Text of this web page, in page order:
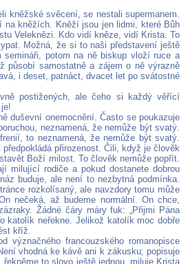
kněžské svěcení, se nestali supermanem.
kněžích. Kněží jsou jen lidmi, které Bůh
Veleknězi. Kdo vidí kněze, vidí Krista. To
Možná, že si to naši představení ještě
potom na ně biskup vloží ruce a
působí samostatně a zájem o ně výrazně
i deset, patnáct, dvacet let po svátostné
postižených, ale čeho si každý věřící
duševní onemocnění. Často se poukazuje
neznamená, že nemůže být svatý.
to neznamená, že nemůže být svatý.
přirozenost. Čili, když je člověk
Boží milost. To člověk nemůže popřít.
milující rodiče a pokud dostanete dobrou
buduje, ale není to nezbytná podmínka.
rozkolísaný, ale navzdory tomu může
nečeká, až budeme normální. On chce,
Žádné čáry máry fuk: „Přijmi Pána
katolík neřekne. Jelikož katolík moc dobře
kříž.
francouzského romanopisce
vhodná ke kávě ani k zákusku; popisuje
řekněme to slovo ještě jednou, miluje Krista